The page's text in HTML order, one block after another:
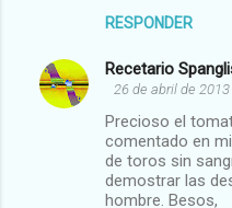
RESPONDER
Recetario
26 de abril de
Precioso el
comentado en
de toros sin
demostrar las
hombre. Besos,